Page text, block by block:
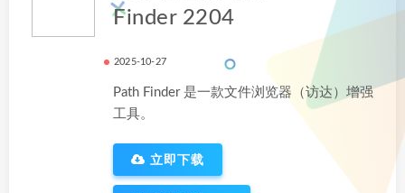
Finder 2204
2025-10-27
Path Finder 是一款文件浏览器（访达）增强
工具。
立即下载